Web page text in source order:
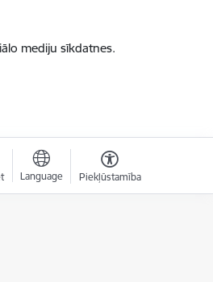
mediju sīkdatnes.
Language Piekļūstamība